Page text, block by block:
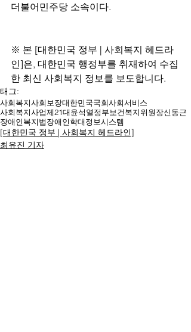
더불어민주당 소속이다.
※ 본 [대한민국 정부 | 사회복지 헤드라
인]은, 대한민국 행정부를 취재하여 수집
한 최신 사회복지 정보를 보도합니다.
태그:
사회복지사회보장대한민국국회사회서비스
사회복지사업제21대윤석열정부보건복지위원장신동근
장애인복지법장애인학대정보시스템
[대한민국 정부 | 사회복지 헤드라인]
최유진 기자